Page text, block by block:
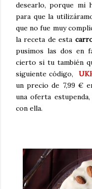
desearlo, porque mi
para que la
que no fue muy
la receta de esta
pusimos las dos en
cierto si tu también
siguiente código,
un precio de 7,99 €
una oferta
con ella.